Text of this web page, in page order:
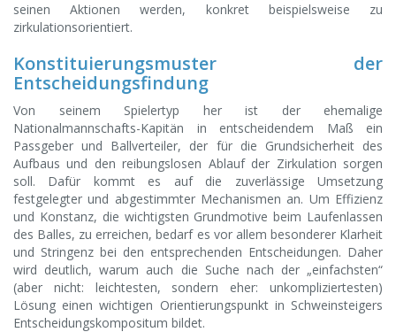
seinen Aktionen werden, konkret beispielsweise zu
zirkulationsorientiert.
Konstituierungsmuster der
Entscheidungsfindung
Von seinem Spielertyp her ist der ehemalige
Nationalmannschafts-Kapitän in entscheidendem Maß ein
Passgeber und Ballverteiler, der für die Grundsicherheit des
Aufbaus und den reibungslosen Ablauf der Zirkulation sorgen
soll. Dafür kommt es auf die zuverlässige Umsetzung
festgelegter und abgestimmter Mechanismen an. Um Effizienz
und Konstanz, die wichtigsten Grundmotive beim Laufenlassen
des Balles, zu erreichen, bedarf es vor allem besonderer Klarheit
und Stringenz bei den entsprechenden Entscheidungen. Daher
wird deutlich, warum auch die Suche nach der „einfachsten“
(aber nicht: leichtesten, sondern eher: unkompliziertesten)
Lösung einen wichtigen Orientierungspunkt in Schweinsteigers
Entscheidungskompositum bildet.